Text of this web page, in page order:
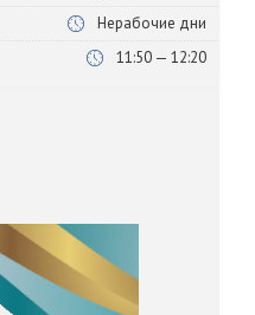
Нерабочие дни
11:50 — 12:20